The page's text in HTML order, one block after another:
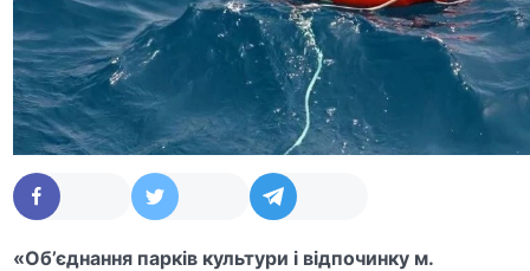
«Об’єднання парків культури і відпочинку м.